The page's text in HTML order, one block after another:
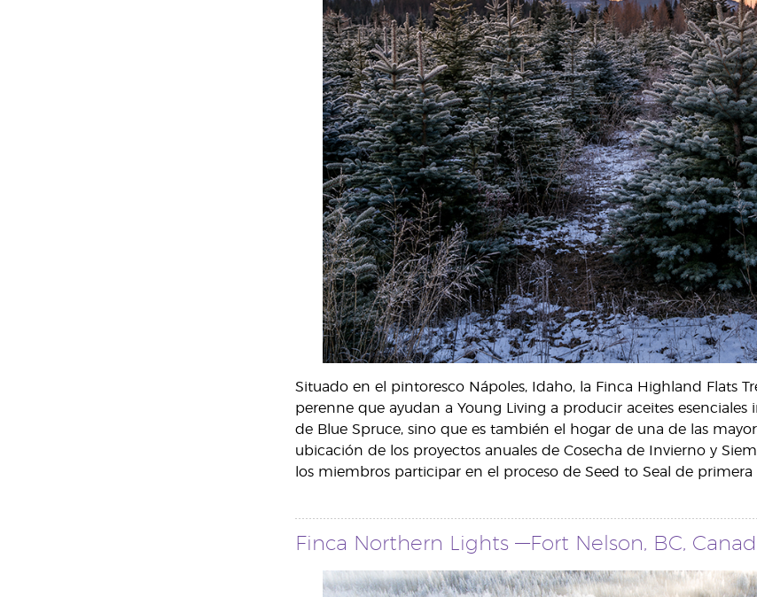
Situado en el pintoresco Nápoles, Idaho, la Finca Highland Flats
perenne que ayudan a Young Living a producir aceites
de Blue Spruce, sino que es también el hogar de una de las
ubicación de los proyectos anuales de Cosecha de Invierno y
los miembros participar en el proceso de Seed to Seal de primera
Finca Northern Lights —Fort Nelson, BC,